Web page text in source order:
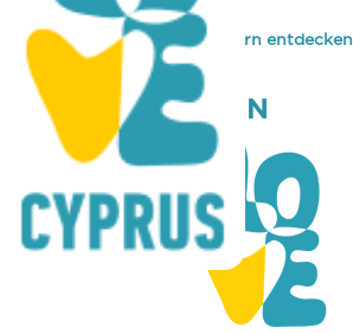
You are here: Home »Zypern entdecken
VOUKANI TAVERN
VOUKANI TAVERN